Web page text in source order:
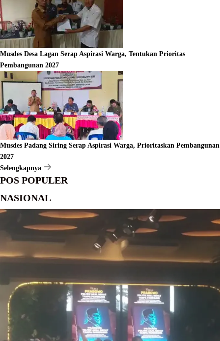
Musdes Desa Lagan Serap Aspirasi Warga, Tentukan Prioritas
Pembangunan 2027
Musdes Padang Siring Serap Aspirasi Warga, Prioritaskan Pembangunan
2027
Selengkapnya
POS POPULER
NASIONAL